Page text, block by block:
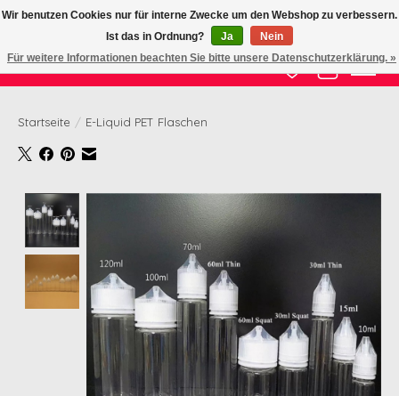
Zertifizierte Qualität zu fairem Preis
Wunschzettel
Ihr
Startseite / E-Liquid PET Flaschen
Product image slideshow Items
Wir benutzen Cookies nur für interne Zwecke um den Webshop zu verbessern.
Ist das in Ordnung?
Ja
Nein
Für weitere Informationen beachten Sie bitte unsere Datenschutzerklärung. »